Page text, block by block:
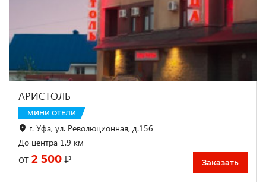
АРИСТОЛЬ
МИНИ ОТЕЛИ
г. Уфа, ул. Революционная, д.156
До центра 1.9 км
от 2 500 ₽ Заказать